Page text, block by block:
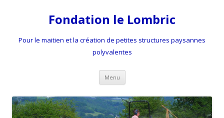
Fondation le Lombric
Pour le maitien et la création de petites structures paysannes
polyvalentes
Menu Aller
contenu